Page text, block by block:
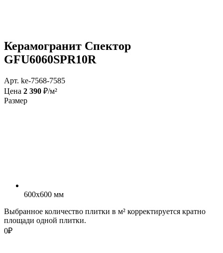
Керамогранит Спектор
GFU6060SPR10R
Арт. ke-7568-7585
Цена 2 390 ₽/м²
Размер
600x600 мм
Выбранное количество плитки в м² корректируется кратно
площади одной плитки.
0₽